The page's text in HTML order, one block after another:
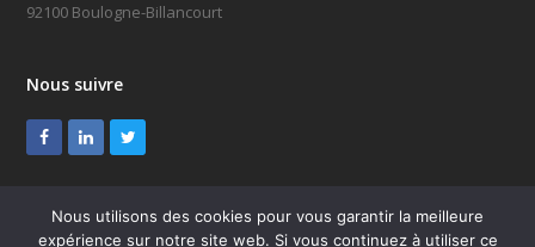
92100 Boulogne-Billancourt
Nous suivre
Facebook
LinkedInTwitter
Nous utilisons des cookies pour vous garantir la meilleure
expérience sur notre site web. Si vous continuez à utiliser ce